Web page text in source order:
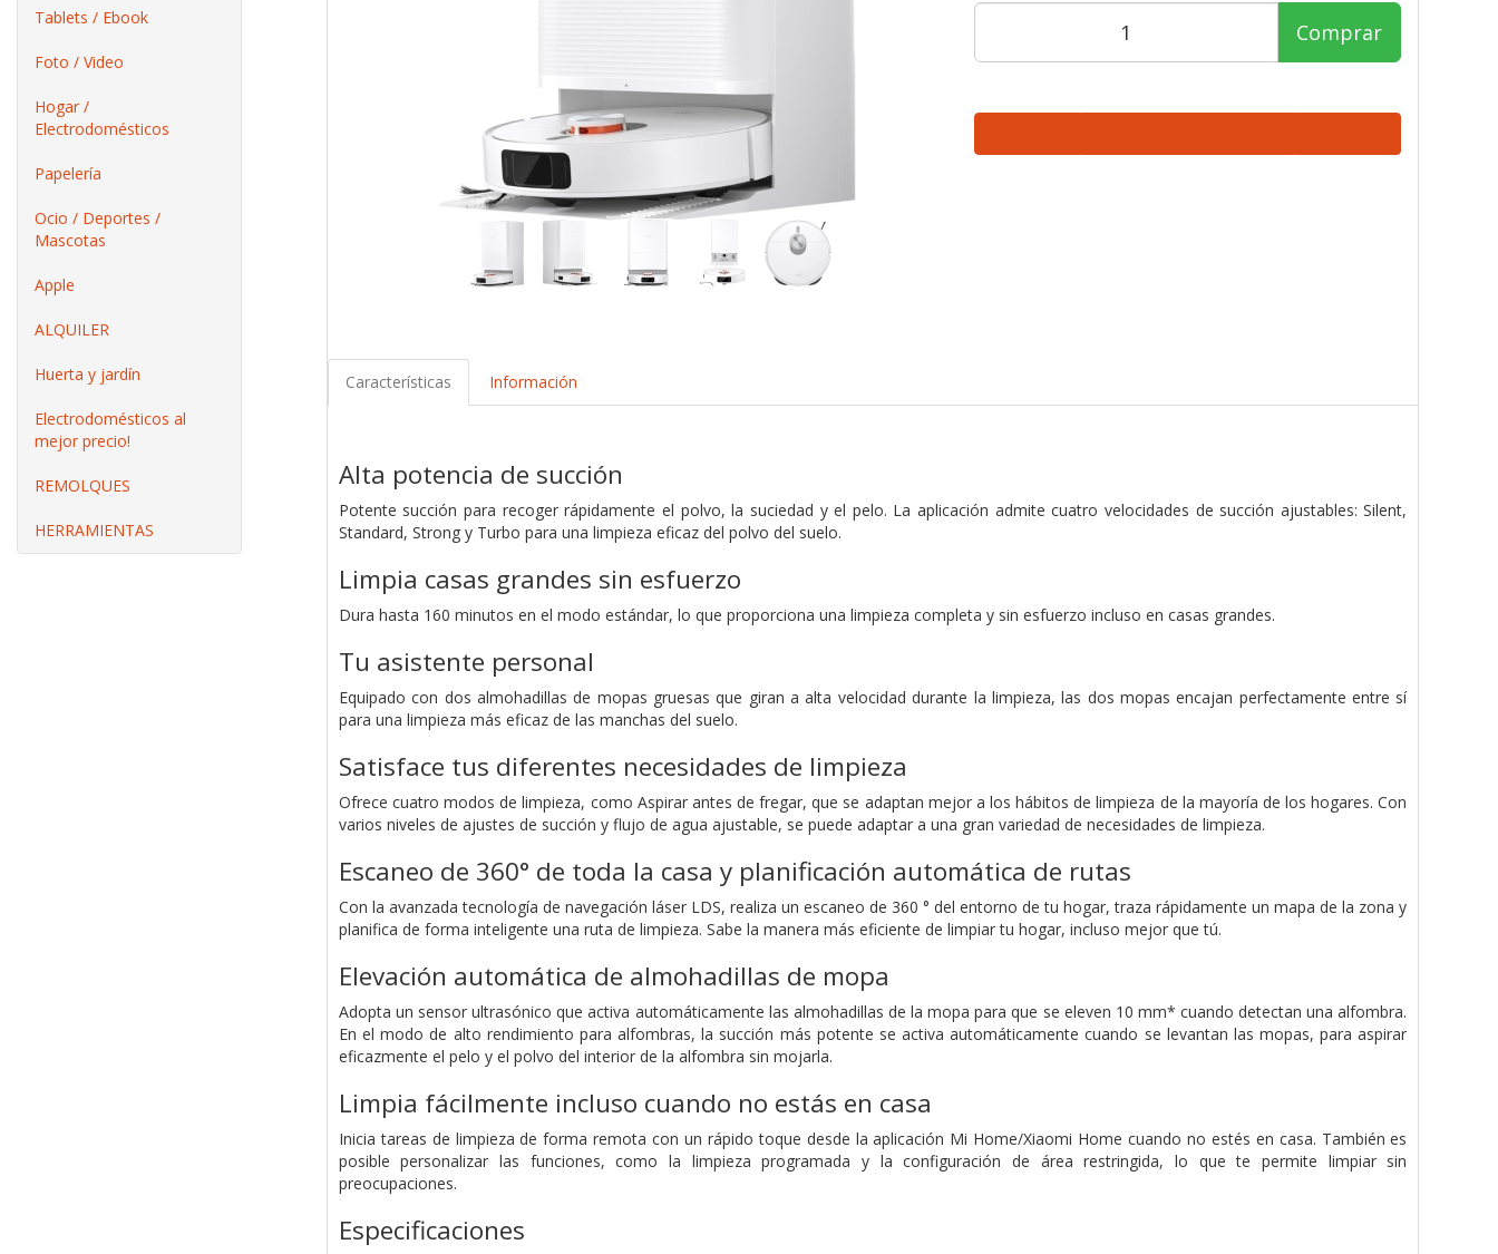
Tablets / Ebook
Foto / Video
Hogar /
Electrodomésticos
Papelería
Ocio / Deportes /
Mascotas
Apple
ALQUILER
Huerta y jardín
Electrodomésticos al
mejor precio!
REMOLQUES
HERRAMIENTAS
Comprar
Características Información
Alta potencia de succión
Potente succión para recoger rápidamente el polvo, la suciedad y el pelo. La aplicación admite cuatro velocidades de succión ajustables: Silent,
Standard, Strong y Turbo para una limpieza eficaz del polvo del suelo.
Limpia casas grandes sin esfuerzo
Dura hasta 160 minutos en el modo estándar, lo que proporciona una limpieza completa y sin esfuerzo incluso en casas grandes.
Tu asistente personal
Equipado con dos almohadillas de mopas gruesas que giran a alta velocidad durante la limpieza, las dos mopas encajan perfectamente entre sí
para una limpieza más eficaz de las manchas del suelo.
Satisface tus diferentes necesidades de limpieza
Ofrece cuatro modos de limpieza, como Aspirar antes de fregar, que se adaptan mejor a los hábitos de limpieza de la mayoría de los hogares. Con
varios niveles de ajustes de succión y flujo de agua ajustable, se puede adaptar a una gran variedad de necesidades de limpieza.
Escaneo de 360° de toda la casa y planificación automática de rutas
Con la avanzada tecnología de navegación láser LDS, realiza un escaneo de 360 ° del entorno de tu hogar, traza rápidamente un mapa de la zona y
planifica de forma inteligente una ruta de limpieza. Sabe la manera más eficiente de limpiar tu hogar, incluso mejor que tú.
Elevación automática de almohadillas de mopa
Adopta un sensor ultrasónico que activa automáticamente las almohadillas de la mopa para que se eleven 10 mm* cuando detectan una alfombra.
En el modo de alto rendimiento para alfombras, la succión más potente se activa automáticamente cuando se levantan las mopas, para aspirar
eficazmente el pelo y el polvo del interior de la alfombra sin mojarla.
Limpia fácilmente incluso cuando no estás en casa
Inicia tareas de limpieza de forma remota con un rápido toque desde la aplicación Mi Home/Xiaomi Home cuando no estés en casa. También es
posible personalizar las funciones, como la limpieza programada y la configuración de área restringida, lo que te permite limpiar sin
preocupaciones.
Especificaciones